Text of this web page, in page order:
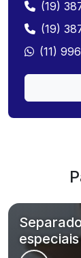
(19)
(19)
(11)
especiais